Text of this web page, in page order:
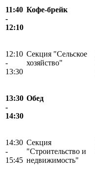
11:40
-
12:10
Кофе-брейк
12:10
-
13:30
Секция "Сельское
хозяйство"
13:30
-
14:30
Обед
14:30
-
15:45
Секция
"Строительство и
недвижимость"